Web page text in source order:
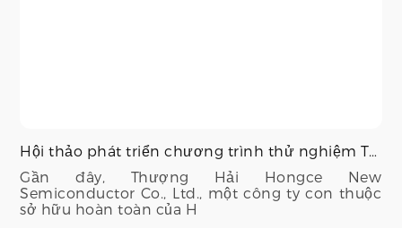
Hội thảo phát triển chương trình thử nghiệm Tester
Gần đây, Thượng Hải Hongce New
Semiconductor Co., Ltd., một công ty con thuộc
sở hữu hoàn toàn của H